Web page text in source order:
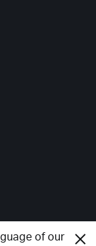
of our